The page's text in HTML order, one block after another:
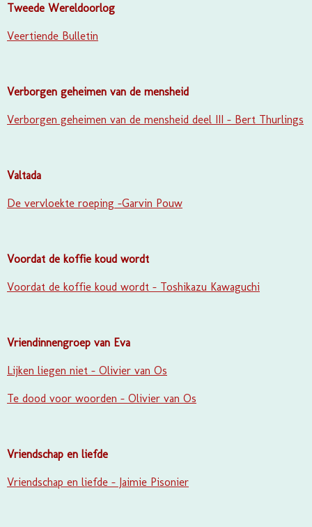
Tweede Wereldoorlog
Veertiende Bulletin
Verborgen geheimen van de mensheid
Verborgen geheimen van de mensheid deel III - Bert Thurlings
Valtada
De vervloekte roeping -Garvin Pouw
Voordat de koffie koud wordt
Voordat de koffie koud wordt - Toshikazu Kawaguchi
Vriendinnengroep van Eva
Lijken liegen niet - Olivier van Os
Te dood voor woorden - Olivier van Os
Vriendschap en liefde
Vriendschap en liefde - Jaimie Pisonier